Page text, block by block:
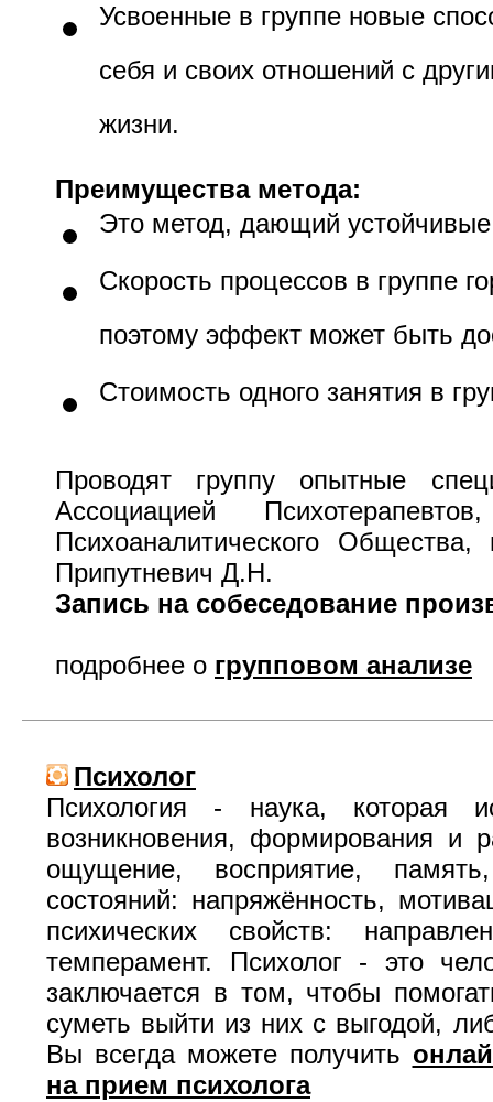
Усвоенные в группе новые
себя и своих отношений с
жизни.
Преимущества метода:
Это метод, дающий
Скорость процессов в группе
поэтому эффект может быть
Стоимость одного занятия в
Проводят группу опытные
Ассоциацией
Психоаналитического
Припутневич Д.Н.
Запись на собеседование
подробнее о групповом анализе
Психолог
Психология - наука, которая
возникновения, формирования и
ощущение, восприятие,
состояний: напряжённость,
психических свойств:
темперамент. Психолог - это
заключается в том, чтобы
суметь выйти из них с выгодой,
Вы всегда можете получить
на прием психолога